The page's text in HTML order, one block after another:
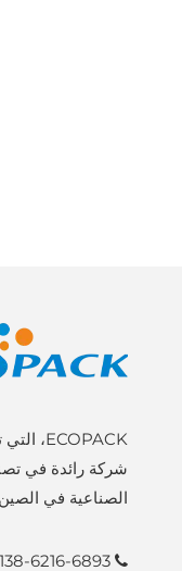
شركة رائدة في
الصناعية في
